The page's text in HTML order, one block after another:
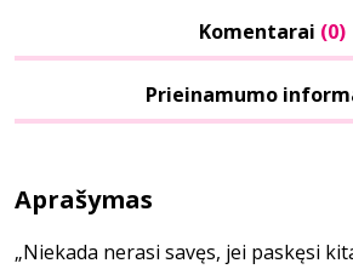
Komentarai (0)
Prieinamumo
Aprašymas
„Niekada nerasi savęs, jei paskęsi